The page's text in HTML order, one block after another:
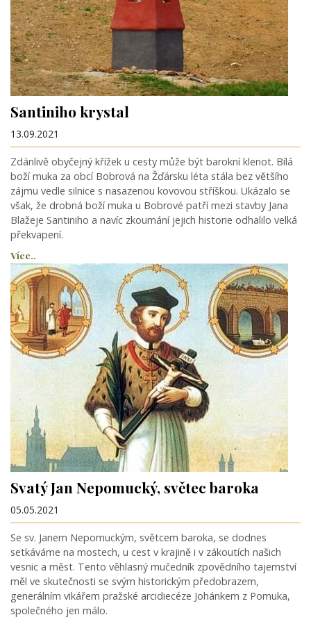
Santiniho krystal
13.09.2021
Zdánlivě obyčejný křížek u cesty může být barokní klenot. Bílá
boží muka za obcí Bobrová na Žďársku léta stála bez většího
zájmu vedle silnice s nasazenou kovovou stříškou. Ukázalo se
však, že drobná boží muka u Bobrové patří mezi stavby Jana
Blažeje Santiniho a navíc zkoumání jejich historie odhalilo velká
překvapení.
Více..
Svatý Jan Nepomucký, světec baroka
05.05.2021
Se sv. Janem Nepomuckým, světcem baroka, se dodnes
setkáváme na mostech, u cest v krajině i v zákoutích našich
vesnic a měst. Tento věhlasný mučedník zpovědního tajemství
měl ve skutečnosti se svým historickým předobrazem,
generálním vikářem pražské arcidiecéze Johánkem z Pomuka,
společného jen málo.